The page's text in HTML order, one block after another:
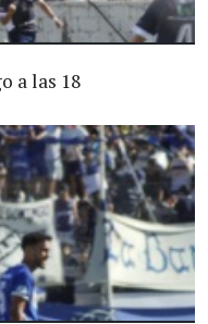
a las 18